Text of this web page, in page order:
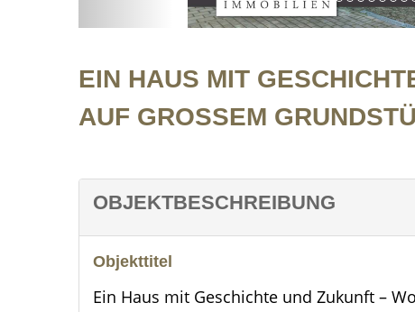
EIN HAUS MIT
AUF GROSSEM
OBJEKTBESCHREIBUNG
Objekttitel
Ein Haus mit Geschichte und Zukunft –